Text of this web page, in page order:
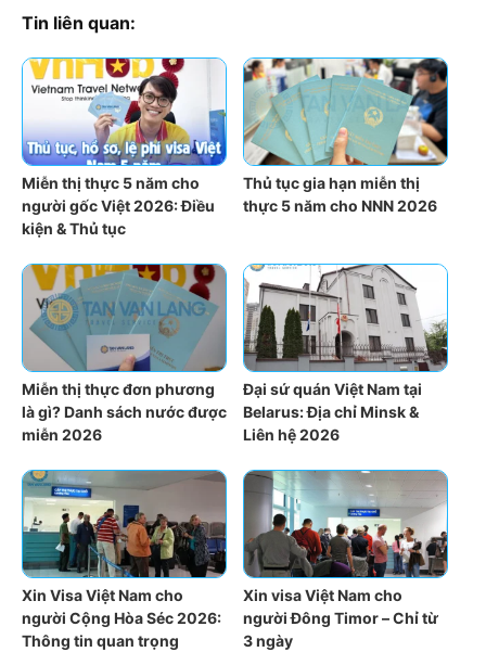
Tin liên quan:
Miễn thị thực 5 năm cho
người gốc Việt 2026: Điều
kiện & Thủ tục
Thủ tục gia hạn miễn thị
thực 5 năm cho NNN 2026
Miễn thị thực đơn phương
là gì? Danh sách nước được
miễn 2026
Đại sứ quán Việt Nam tại
Belarus: Địa chỉ Minsk &
Liên hệ 2026
Xin Visa Việt Nam cho
người Cộng Hòa Séc 2026:
Thông tin quan trọng
Xin visa Việt Nam cho
người Đông Timor – Chỉ từ
3 ngày